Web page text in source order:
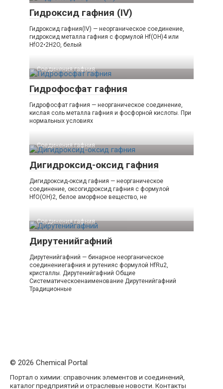
Гидроксид гафния (IV)
Гидроксид гафния(IV) — неорганическое соединение,
гидроксид металла гафния с формулой Hf(OH)4 или
HfO2•2H2O, белый
Соединения гафния‎
Гидрофосфат гафния
Гидрофосфат гафния — неорганическое соединение,
кислая соль металла гафния и фосфорной кислоты. При
нормальных условиях
Соединения гафния‎
Дигидроксид-оксид гафния
Дигидроксид-оксид гафния — неорганическое
соединение, оксогидроксид гафния с формулой
HfO(OH)2, белое аморфное вещество, не
Соединения гафния‎
Дирутенийгафний
Дирутенийгафний — бинарное неорганическое
соединениегафния и рутенияс формулой HfRu2,
кристаллы. Дирутенийгафний Общие
Систематическоенаименование Дирутенийгафний
Традиционные
© 2026 Chemical Portal
Портал о химии: справочник элементов и соединений,
каталог предприятий и отраслевые новости. Контакты